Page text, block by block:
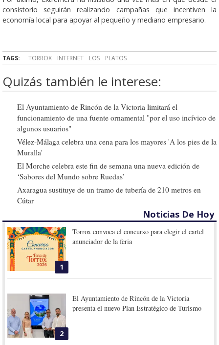
consistorio seguirán realizando campañas que incentiven la
economía local para apoyar al pequeño y mediano empresario.
TAGS: TORROX INTERNET LOS PLATOS
Quizás también le interese:
El Ayuntamiento de Rincón de la Victoria limitará el
funcionamiento de una fuente ornamental "por el uso incívico de
algunos usuarios"
Vélez-Málaga celebra una cena para los mayores 'A los pies de la
Muralla'
El Morche celebra este fin de semana una nueva edición de
‘Sabores del Mundo sobre Ruedas’
Axaragua sustituye de un tramo de tubería de 210 metros en
Cútar
Noticias De Hoy
1
Torrox convoca el concurso para elegir el cartel
anunciador de la feria
2
El Ayuntamiento de Rincón de la Victoria
presenta el nuevo Plan Estratégico de Turismo